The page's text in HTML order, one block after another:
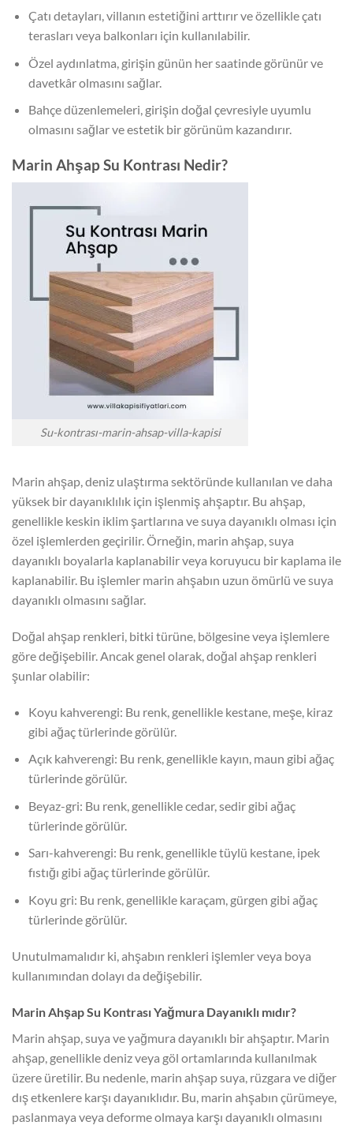
Çatı detayları, villanın estetiğini arttırır ve özellikle çatı
terasları veya balkonları için kullanılabilir.
Özel aydınlatma, girişin günün her saatinde görünür ve
davetkâr olmasını sağlar.
Bahçe düzenlemeleri, girişin doğal çevresiyle uyumlu
olmasını sağlar ve estetik bir görünüm kazandırır.
Marin Ahşap Su Kontrası Nedir?
Su-kontrası-marin-ahsap-villa-kapisi
Marin ahşap, deniz ulaştırma sektöründe kullanılan ve daha
yüksek bir dayanıklılık için işlenmiş ahşaptır. Bu ahşap,
genellikle keskin iklim şartlarına ve suya dayanıklı olması için
özel işlemlerden geçirilir. Örneğin, marin ahşap, suya
dayanıklı boyalarla kaplanabilir veya koruyucu bir kaplama ile
kaplanabilir. Bu işlemler marin ahşabın uzun ömürlü ve suya
dayanıklı olmasını sağlar.
Doğal ahşap renkleri, bitki türüne, bölgesine veya işlemlere
göre değişebilir. Ancak genel olarak, doğal ahşap renkleri
şunlar olabilir:
Koyu kahverengi: Bu renk, genellikle kestane, meşe, kiraz
gibi ağaç türlerinde görülür.
Açık kahverengi: Bu renk, genellikle kayın, maun gibi ağaç
türlerinde görülür.
Beyaz-gri: Bu renk, genellikle cedar, sedir gibi ağaç
türlerinde görülür.
Sarı-kahverengi: Bu renk, genellikle tüylü kestane, ipek
fıstığı gibi ağaç türlerinde görülür.
Koyu gri: Bu renk, genellikle karaçam, gürgen gibi ağaç
türlerinde görülür.
Unutulmamalıdır ki, ahşabın renkleri işlemler veya boya
kullanımından dolayı da değişebilir.
Marin Ahşap Su Kontrası Yağmura Dayanıklı mıdır?
Marin ahşap, suya ve yağmura dayanıklı bir ahşaptır. Marin
ahşap, genellikle deniz veya göl ortamlarında kullanılmak
üzere üretilir. Bu nedenle, marin ahşap suya, rüzgara ve diğer
dış etkenlere karşı dayanıklıdır. Bu, marin ahşabın çürümeye,
paslanmaya veya deforme olmaya karşı dayanıklı olmasını